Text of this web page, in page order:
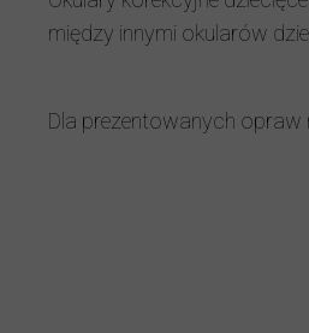
między innymi okularów
Dla prezentowanych